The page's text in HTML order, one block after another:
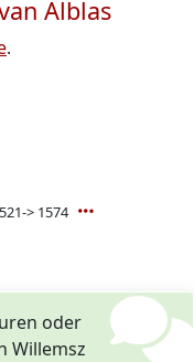
Alblas
.
> 1574
oder
Willemsz